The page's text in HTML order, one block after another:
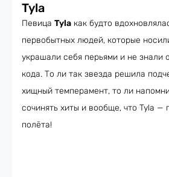
Tyla
Певица Tyla как будто
первобытных людей, которые
украшали себя перьями и не знали
кода. То ли так звезда решила
хищный темперамент, то ли
сочинять хиты и вообще, что Tyla —
полёта!